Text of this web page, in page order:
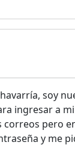
soy
ingresar a
correos pero
y me